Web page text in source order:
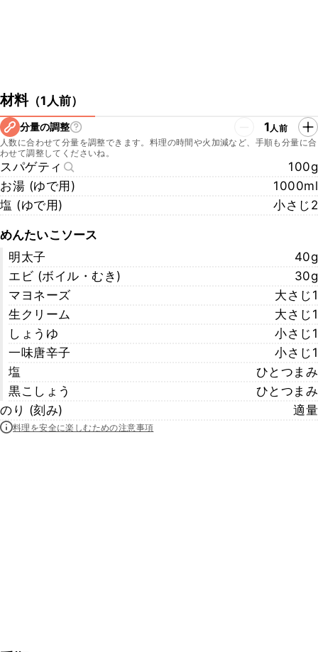
材料（1人前）
分量の調整 1人前
人数に合わせて分量を調整できます。料理の時間や火加減など、手順も分量に合
わせて調整してくださいね。
スパゲティ
100g
お湯 (ゆで用)
1000ml
塩 (ゆで用)
小さじ2
めんたいこソース
明太子
40g
エビ (ボイル・むき)
30g
マヨネーズ
大さじ1
生クリーム
大さじ1
しょうゆ
小さじ1
一味唐辛子
小さじ1
塩
ひとつまみ
黒こしょう
ひとつまみ
のり (刻み)
適量
料理を安全に楽しむための注意事項